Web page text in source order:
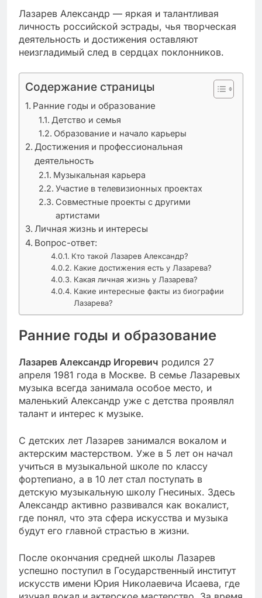
Лазарев Александр — яркая и талантливая
личность российской эстрады, чья творческая
деятельность и достижения оставляют
неизгладимый след в сердцах поклонников.
Содержание страницы
Ранние годы и образование
Детство и семья
Образование и начало карьеры
Достижения и профессиональная
деятельность
Музыкальная карьера
Участие в телевизионных проектах
Совместные проекты с другими
артистами
Личная жизнь и интересы
Вопрос-ответ:
Кто такой Лазарев Александр?
Какие достижения есть у Лазарева?
Какая личная жизнь у Лазарева?
Какие интересные факты из биографии
Лазарева?
Ранние годы и образование
Лазарев Александр Игоревич родился 27
апреля 1981 года в Москве. В семье Лазаревых
музыка всегда занимала особое место, и
маленький Александр уже с детства проявлял
талант и интерес к музыке.
С детских лет Лазарев занимался вокалом и
актерским мастерством. Уже в 5 лет он начал
учиться в музыкальной школе по классу
фортепиано, а в 10 лет стал поступать в
детскую музыкальную школу Гнесиных. Здесь
Александр активно развивался как вокалист,
где понял, что эта сфера искусства и музыка
будут его главной страстью в жизни.
После окончания средней школы Лазарев
успешно поступил в Государственный институт
искусств имени Юрия Николаевича Исаева, где